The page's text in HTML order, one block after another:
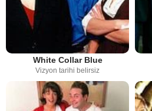
White Collar Blue
Vizyon tarihi belirsiz